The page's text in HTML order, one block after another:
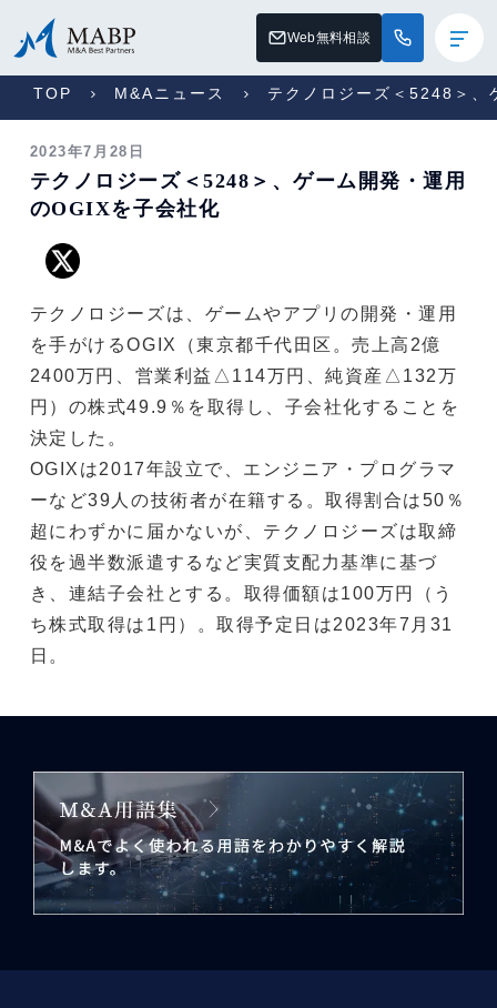
Web無料相談
TOP M&Aニュース テクノロジーズ＜5248＞、
2023年7月28日
テクノロジーズ＜5248＞、ゲーム開発・運用
のOGIXを子会社化
テクノロジーズは、ゲームやアプリの開発・運用
を手がけるOGIX（東京都千代田区。売上高2億
2400万円、営業利益△114万円、純資産△132万
円）の株式49.9％を取得し、子会社化することを
決定した。
OGIXは2017年設立で、エンジニア・プログラマ
ーなど39人の技術者が在籍する。取得割合は50％
超にわずかに届かないが、テクノロジーズは取締
役を過半数派遣するなど実質支配力基準に基づ
き、連結子会社とする。取得価額は100万円（う
ち株式取得は1円）。取得予定日は2023年7月31
日。